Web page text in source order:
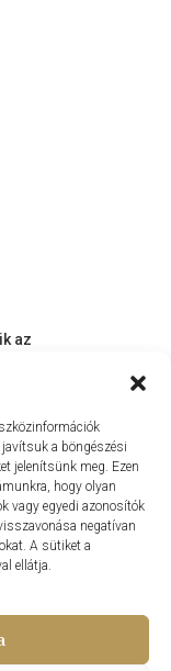
a böngészési
jelenítsünk meg. Ezen
hogy olyan
vagy egyedi azonosítók
negatívan
A sütiket a
ellátja.
az
VEVŐI